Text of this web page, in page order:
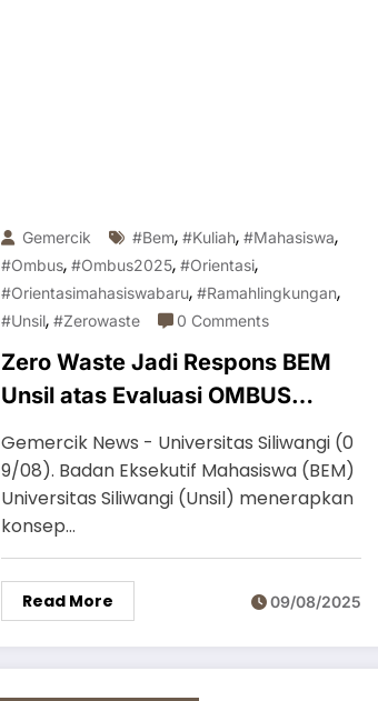
Gemercik #bem, #kuliah, #mahasiswa,
#ombus, #ombus2025, #orientasi,
#orientasimahasiswabaru, #ramahlingkungan,
#unsil, #zerowaste 0 Comments
Zero Waste Jadi Respons BEM
Unsil atas Evaluasi OMBUS
Sebelumnya
Gemercik News - Universitas Siliwangi (0
9/08). Badan Eksekutif Mahasiswa (BEM)
Universitas Siliwangi (Unsil) menerapkan
konsep…
Read More 09/08/2025